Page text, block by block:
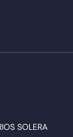
SOLERA